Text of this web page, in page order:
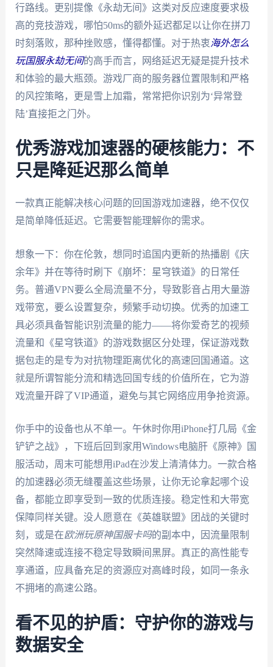
行路线。更别提像《永劫无间》这类对反应速度要求极
高的竞技游戏，哪怕50ms的额外延迟都足以让你在拼刀
时刻落败，那种挫败感，懂得都懂。对于热衷海外怎么
玩国服永劫无间的高手而言，网络延迟无疑是提升技术
和体验的最大瓶颈。游戏厂商的服务器位置限制和严格
的风控策略，更是雪上加霜，常常把你识别为‘异常登
陆’直接拒之门外。
优秀游戏加速器的硬核能力：不
只是降延迟那么简单
一款真正能解决核心问题的回国游戏加速器，绝不仅仅
是简单降低延迟。它需要智能理解你的需求。
想象一下：你在伦敦，想同时追国内更新的热播剧《庆
余年》并在等待时刷下《崩坏：星穹铁道》的日常任
务。普通VPN要么全局流量不分，导致影音占用大量游
戏带宽，要么设置复杂，频繁手动切换。优秀的加速工
具必须具备智能识别流量的能力——将你爱奇艺的视频
流量和《星穹铁道》的游戏数据区分处理，保证游戏数
据包走的是专为对抗物理距离优化的高速回国通道。这
就是所谓智能分流和精选回国专线的价值所在，它为游
戏流量开辟了VIP通道，避免与其它网络应用争抢资源。
你手中的设备也从不单一。午休时你用iPhone打几局《金
铲铲之战》，下班后回到家用Windows电脑肝《原神》国
服活动，周末可能想用iPad在沙发上清清体力。一款合格
的加速器必须无缝覆盖这些场景，让你无论拿起哪个设
备，都能立即享受到一致的优质连接。稳定性和大带宽
保障同样关键。没人愿意在《英雄联盟》团战的关键时
刻，或是在欧洲玩原神国服卡吗的副本中，因流量限制
突然降速或连接不稳定导致瞬间黑屏。真正的高性能专
享通道，应具备充足的资源应对高峰时段，如同一条永
不拥堵的高速公路。
看不见的护盾：守护你的游戏与
数据安全